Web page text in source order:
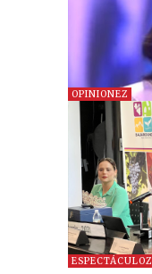
OPINIONEZ
ESPECTÁCULOZ